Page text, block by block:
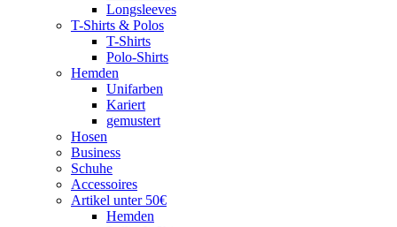
Longsleeves
T-Shirts & Polos
T-Shirts
Polo-Shirts
Hemden
Unifarben
Kariert
gemustert
Hosen
Business
Schuhe
Accessoires
Artikel unter 50€
Hemden